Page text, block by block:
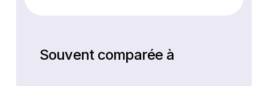
Souvent comparée à